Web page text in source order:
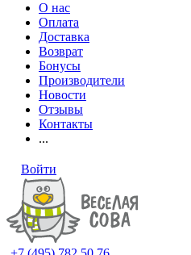
О нас
Оплата
Доставка
Возврат
Бонусы
Производители
Новости
Отзывы
Контакты
...
Войти